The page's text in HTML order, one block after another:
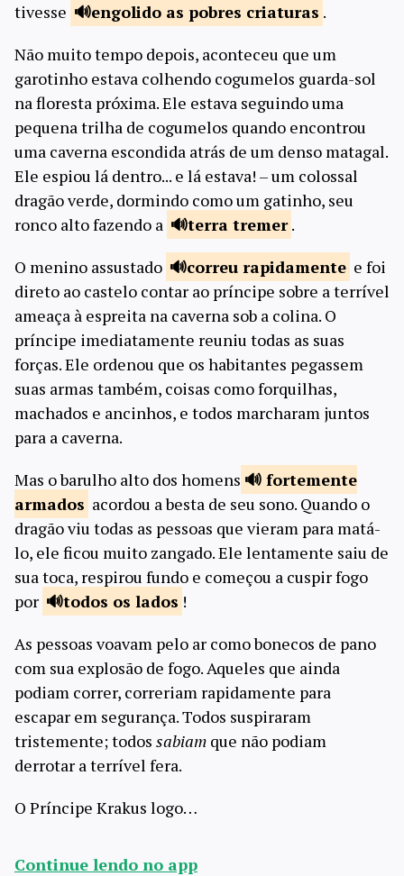
tivesse
engolido as pobres criaturas .
Não muito tempo depois, aconteceu que um
garotinho estava colhendo cogumelos guarda-sol
na floresta próxima. Ele estava seguindo uma
pequena trilha de cogumelos quando encontrou
uma caverna escondida atrás de um denso matagal.
Ele espiou lá dentro... e lá estava! – um colossal
dragão verde, dormindo como um gatinho, seu
ronco alto fazendo a
terra tremer .
O menino assustado
correu rapidamente e foi
direto ao castelo contar ao príncipe sobre a terrível
ameaça à espreita na caverna sob a colina. O
príncipe imediatamente reuniu todas as suas
forças. Ele ordenou que os habitantes pegassem
suas armas também, coisas como forquilhas,
machados e ancinhos, e todos marcharam juntos
para a caverna.
Mas o barulho alto dos homens
fortemente
armados acordou a besta de seu sono. Quando o
dragão viu todas as pessoas que vieram para matá-
lo, ele ficou muito zangado. Ele lentamente saiu de
sua toca, respirou fundo e começou a cuspir fogo
por
todos os lados !
As pessoas voavam pelo ar como bonecos de pano
com sua explosão de fogo. Aqueles que ainda
podiam correr, correriam rapidamente para
escapar em segurança. Todos suspiraram
tristemente; todos sabiam que não podiam
derrotar a terrível fera.
O Príncipe Krakus logo…
Continue lendo no app